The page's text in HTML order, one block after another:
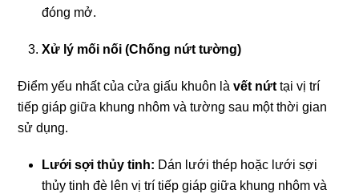
đóng mở.
Xử lý mối nối (Chống nứt tường)
Điểm yếu nhất của cửa giấu khuôn làvết nứt tại vị trí
tiếp giáp giữa khung nhôm và tường sau một thời gian
sử dụng.
Lưới sợi thủy tinh: Dán lưới thép hoặc lưới sợi
thủy tinh đè lên vị trí tiếp giáp giữa khung nhôm và